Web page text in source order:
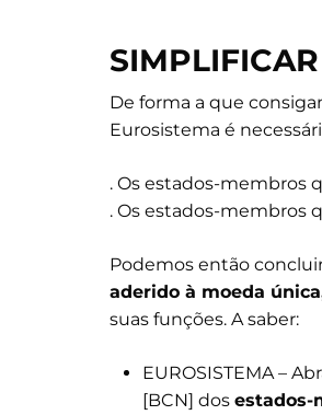
De forma a que
Eurosistema é
. Os estados-membros
. Os estados-membros
Podemos então
aderido à moeda
suas funções. A saber:
EUROSISTEMA –
[BCN] dos estados-